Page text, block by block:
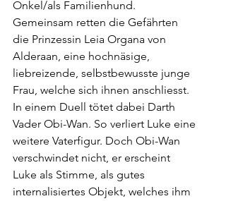
Onkel/als Familienhund.
Gemeinsam retten die Gefährten
die Prinzessin Leia Organa von
Alderaan, eine hochnäsige,
liebreizende, selbstbewusste junge
Frau, welche sich ihnen anschliesst.
In einem Duell tötet dabei Darth
Vader Obi-Wan. So verliert Luke eine
weitere Vaterfigur. Doch Obi-Wan
verschwindet nicht, er erscheint
Luke als Stimme, als gutes
internalisiertes Objekt, welches ihm